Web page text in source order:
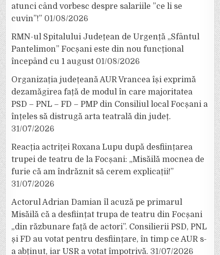
atunci când vorbesc despre salariile ”ce li se
cuvin”!” 01/08/2026
RMN-ul Spitalului Județean de Urgență „Sfântul
Pantelimon” Focșani este din nou funcțional
începând cu 1 august 01/08/2026
Organizația județeană AUR Vrancea își exprimă
dezamăgirea față de modul în care majoritatea
PSD – PNL – FD – PMP din Consiliul local Focșani a
înțeles să distrugă arta teatrală din județ.
31/07/2026
Reacția actriței Roxana Lupu după desființarea
trupei de teatru de la Focșani: „Misăilă mocnea de
furie că am îndrăznit să cerem explicații!”
31/07/2026
Actorul Adrian Damian îl acuză pe primarul
Misăilă că a desființat trupa de teatru din Focșani
„din răzbunare față de actori”. Consilierii PSD, PNL
și FD au votat pentru desființare, în timp ce AUR s-
a abținut, iar USR a votat împotrivă. 31/07/2026